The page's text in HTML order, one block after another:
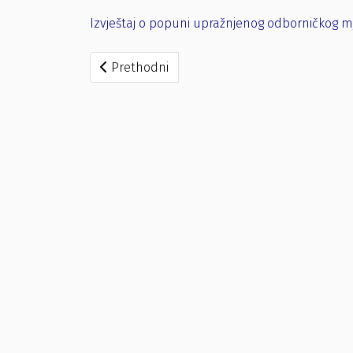
Izvještaj o popuni upražnjenog odborničkog
Prethodni članak: Izvještaj o popuni
Prethodni